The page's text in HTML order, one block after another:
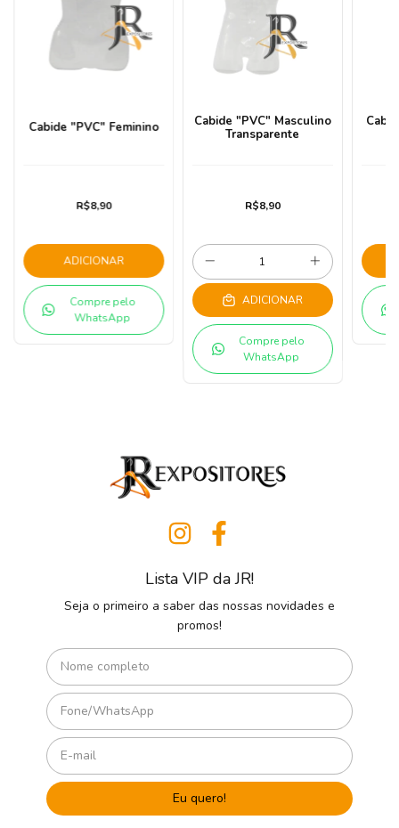
Cabide "PVC" Feminino
R$8,90
ADICIONAR
Compre pelo
WhatsApp
Cabide "PVC" Masculino
Transparente
R$8,90
ADICIONAR
Compre pelo
WhatsApp
Lista VIP da JR!
Seja o primeiro a saber das nossas novidades e
promos!